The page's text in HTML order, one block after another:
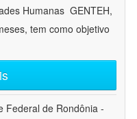
Humanas  GENTEH,
tem como objetivo
Federal de Rondônia -